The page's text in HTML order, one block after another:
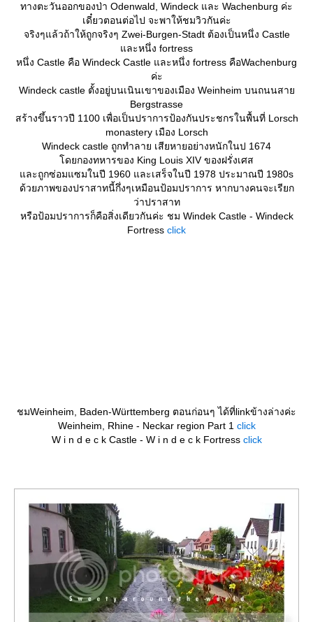
ทางตะวันออกของป่า Odenwald, Windeck และ Wachenburg ค่ะ
เดี๋ยวตอนต่อไป จะพาให้ชมวิวกันค่ะ
จริงๆแล้วถ้าให้ถูกจริงๆ Zwei-Burgen-Stadt ต้องเป็นหนึ่ง Castle
ละหนึ่ง fortress
หนึ่ง Castle คือ Windeck Castle และหนึ่ง fortress คือWachenburg
ค่ะ
Windeck castle ตั้งอยู่บนเนินเขาของเมือง Weinheim บนถนนสา
Bergstrasse
สร้างขึ้นราวปี 1100 เพื่อเป็นปราการป้องกันประชกรในพื้นที่ Lorsch
monastery เมือง Lorsch
Windeck castle ถูกทำลาย เสียหายอย่างหนักในป 1674
ดยกองทหารของ King Louis XIV ของฝรั่งเศส
ละถูกซ่อมแซมในปี 1960 และเสร็จในปี 1978 ประมาณปี 1980s
ด้วยภาพของปราสาทนี้กึ่งๆเหมือนป้อมปราการ หากบางคนจะเรียก
ว่าปราสาท
หรือป้อมปราการก็คือสิ่งเดียวกันค่ะ ชม Windek Castle - Windeck
Fortress click
ชมWeinheim, Baden-Württemberg ตอนก่อนๆ ได้ที่linkข้างล่างค่ะ
Weinheim, Rhine - Neckar region Part 1 click
W i n d e c k Castle - W i n d e c k Fortress click